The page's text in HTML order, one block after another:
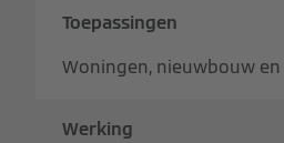
Toepassingen
Woningen, nieuwbouw
Werking